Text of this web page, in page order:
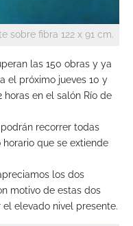
sobre fibra 122 x 91 cm.
las 150 obras y ya
el próximo jueves 10 y
horas en el salón Río de
recorrer todas
que se extiende
los dos
motivo de estas dos
elevado nivel presente.